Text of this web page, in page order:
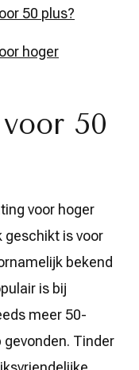
50 plus?
hoger
50
voor hoger
geschikt is voor
bekend
is bij
meer 50-
gevonden. Tinder